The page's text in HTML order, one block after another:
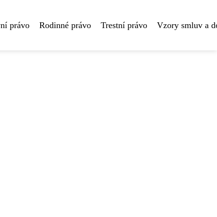
právo Rodinné právo Trestní právo Vzory smluv a